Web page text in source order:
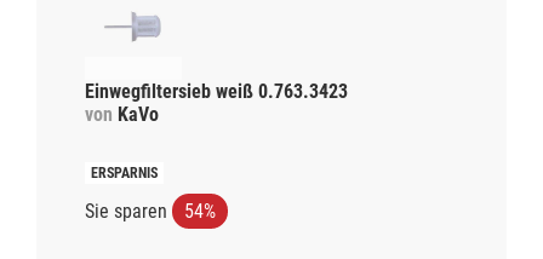
Einwegfiltersieb weiß 0.763.3423
von KaVo
Sie sparen 54%